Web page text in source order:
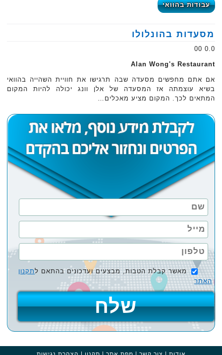
עבודות בהוואי
מסעדות בהונלולו
0.0 00
Alan Wong's Restaurant
אם אתם מחפשים מסעדה שבה תרגישו את חוויית השהייה בהוואי
בשיא עוצמתה אז המסעדה של אלן וונג יכולה להיות המקום
המתאים לכך. המקום מציע מאכלים…
מאשר קבלת הטבות, מבצעים ועדכונים בהתאם לתקנון
האתר